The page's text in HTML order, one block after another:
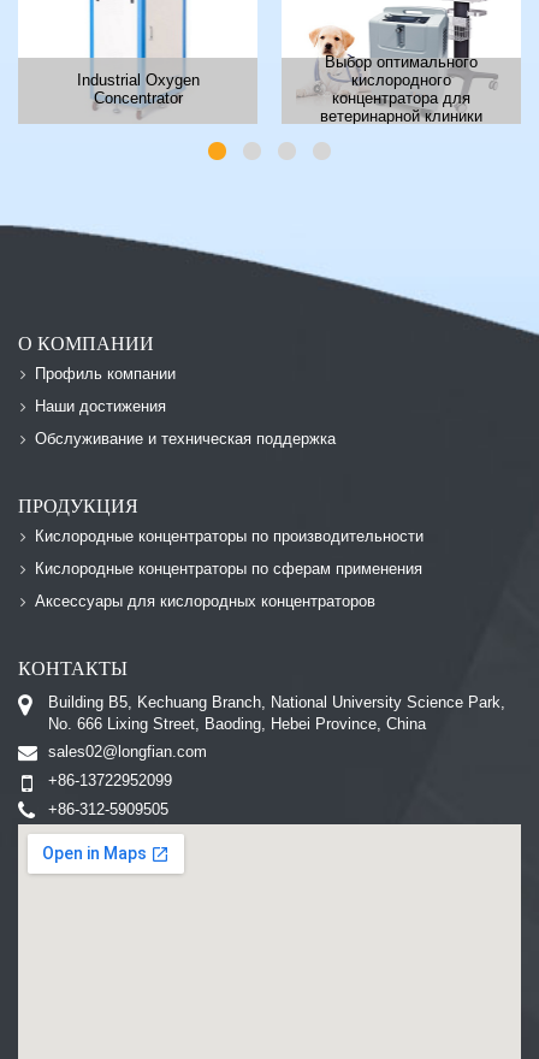
Industrial Oxygen
Concentrator
Выбор оптимального
кислородного
концентратора для
ветеринарной клиники
О КОМПАНИИ
Профиль компании
Наши достижения
Обслуживание и техническая поддержка
ПРОДУКЦИЯ
Кислородные концентраторы по производительности
Кислородные концентраторы по сферам применения
Аксессуары для кислородных концентраторов
КОНТАКТЫ
Building B5, Kechuang Branch, National University Science Park,
No. 666 Lixing Street, Baoding, Hebei Province, China
sales02@longfian.com
+86-13722952099
+86-312-5909505